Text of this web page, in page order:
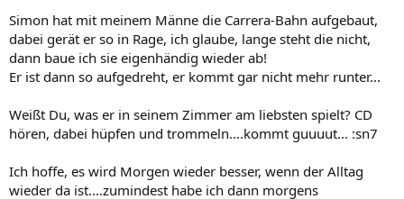
Simon hat mit meinem Männe die Carrera-Bahn aufgebaut,
dabei gerät er so in Rage, ich glaube, lange steht die nicht,
dann baue ich sie eigenhändig wieder ab!
Er ist dann so aufgedreht, er kommt gar nicht mehr runter...
Weißt Du, was er in seinem Zimmer am liebsten spielt? CD
hören, dabei hüpfen und trommeln....kommt guuuut... :sn7
Ich hoffe, es wird Morgen wieder besser, wenn der Alltag
wieder da ist....zumindest habe ich dann morgens